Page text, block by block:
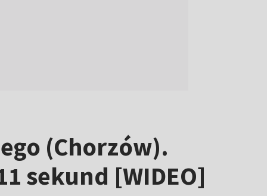
(Chorzów).
sekund [WIDEO]